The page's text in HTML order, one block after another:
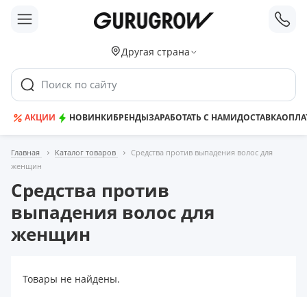
Другая страна
Поиск по сайту
АКЦИИ НОВИНКИБРЕНДЫЗАРАБОТАТЬ С НАМИДОСТАВКА
Главная Каталог товаров
Средства против выпадения волос для
женщин
Средства против
выпадения волос для
женщин
Товары не найдены.